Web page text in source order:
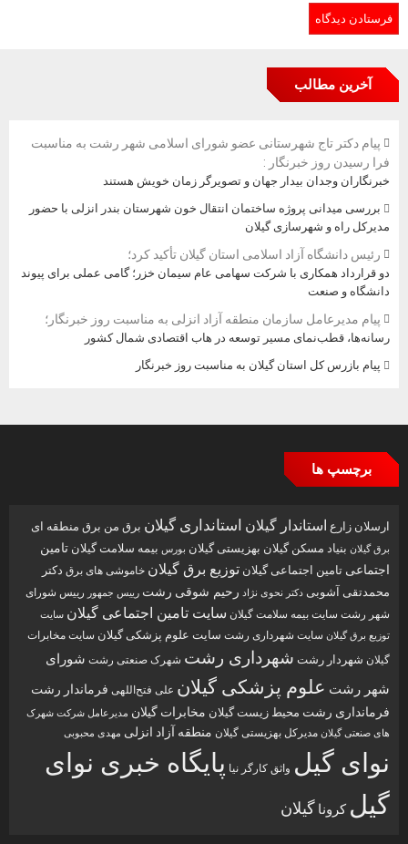
آخرین مطالب
پیام دکتر تاج شهرستانی عضو شورای اسلامی شهر رشت به مناسبت
فرا رسیدن روز خبرنگار :
خبرنگاران وجدان بیدار جهان و تصویرگر زمان خویش هستند
بررسی میدانی پروژه ساختمان انتقال خون شهرستان بندر انزلی با حضور
مدیرکل راه و شهرسازی گیلان
رئیس دانشگاه آزاد اسلامی استان گیلان تأکید کرد؛
دو قرارداد همکاری با شرکت سهامی عام سیمان خزر؛ گامی عملی برای پیوند
دانشگاه و صنعت
پیام مدیرعامل سازمان منطقه آزاد انزلی به مناسبت روز خبرنگار؛
رسانه‌ها، قطب‌نمای مسیر توسعه در هاب اقتصادی شمال كشور
پیام بازرس کل استان گیلان به مناسبت روز خبرنگار
برچسپ ها
ارسلان زارع استاندار گیلان استانداری گیلان برق من برق منطقه ای
برق گیلان بنیاد مسکن گیلان بهزیستی گیلان بورس بیمه سلامت گیلان تامین
اجتماعی تامین اجتماعی گیلان توزیع برق گیلان خاموشی های برق دکتر
محمدتقی آشوبی دکتر نحوی نژاد رحیم شوقی رشت رییس جمهور رییس شورای
شهر رشت سایت بیمه سلامت گیلان سایت تامین اجتماعی گیلان سایت
توزیع برق گیلان سایت شهرداری رشت سایت علوم پزشکی گیلان سایت مخابرات
گیلان شهردار رشت شهرداری رشت شهرک صنعتی رشت شورای
شهر رشت علوم پزشکی گیلان علی فتح‌اللهی فرماندار رشت
فرمانداری رشت محیط زیست گیلان مخابرات گیلان مدیرعامل شرکت شهرک
های صنعتی گیلان مدیرکل بهزیستی گیلان منطقه آزاد انزلی مهدی محبوبی
نوای گیل واثق کارگر نیا پایگاه خبری نوای
گیل کرونا گیلان